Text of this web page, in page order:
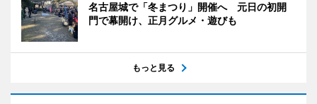
名古屋城で「冬まつり」開催へ 元日の初開
門で幕開け、正月グルメ・遊びも
もっと見る